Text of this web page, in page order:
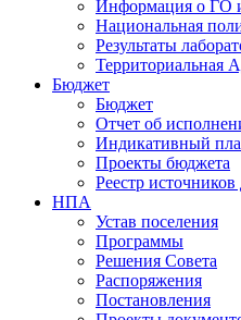
Информация о ГО
Национальная
Результаты
Территориальная
Бюджет
Бюджет
Отчет об
Индикативный
Проекты бюджета
Реестр
НПА
Устав поселения
Программы
Решения Совета
Распоряжения
Постановления